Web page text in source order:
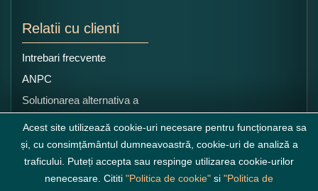
Relatii cu clienti
Intrebari frecvente
ANPC
Solutionarea alternativa a
litigiilor
Acest site utilizează cookie-uri necesare pentru funcționarea sa
și, cu consimțământul dumneavoastră, cookie-uri de analiză a
traficului. Puteți accepta sau respinge utilizarea cookie-urilor
nenecesare. Cititi "Politica de cookie" si "Politica de